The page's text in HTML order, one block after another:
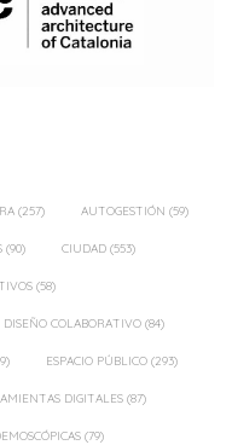
(257) AUTOGESTIÓN (59)
(90) CIUDAD (553)
(58)
DISEÑO COLABORATIVO (84)
ESPACIO PÚBLICO (293)
DIGITALES (87)
(79)